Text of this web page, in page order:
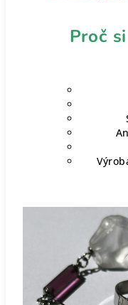
Proč